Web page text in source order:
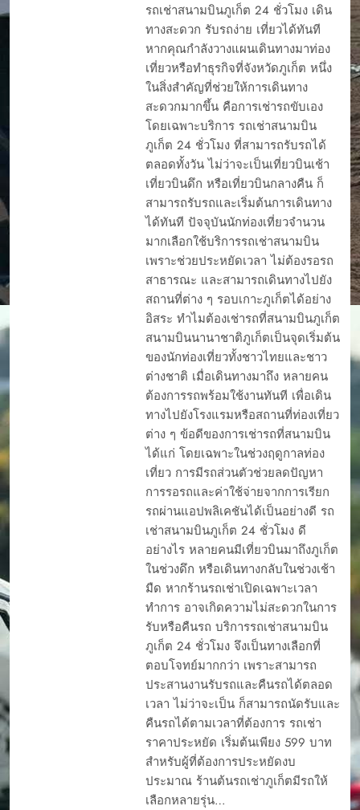
รถเช่าสนามบินภูเก็ต 24 ชั่วโมง เดิน
ทางสะดวก รับรถง่าย เที่ยวได้ทันที
หากคุณกำลังวางแผนเดินทางมาท่อง
เที่ยวหรือทำธุรกิจที่จังหวัดภูเก็ต หนึ่ง
ในสิ่งสำคัญที่ช่วยให้การเดินทาง
สะดวกมากขึ้น คือการเช่ารถขับเอง
โดยเฉพาะบริการ รถเช่าสนามบิน
ภูเก็ต 24 ชั่วโมง ที่สามารถรับรถได้
ตลอดทั้งวัน ไม่ว่าจะเป็นเที่ยวบินเช้า
เที่ยวบินดึก หรือเที่ยวบินกลางคืน ก็
สามารถรับรถและเริ่มต้นการเดินทาง
ได้ทันที ปัจจุบันนักท่องเที่ยวจำนวน
มากเลือกใช้บริการรถเช่าสนามบิน
เพราะช่วยประหยัดเวลา ไม่ต้องรอรถ
สาธารณะ และสามารถเดินทางไปยัง
สถานที่ต่าง ๆ รอบเกาะภูเก็ตได้อย่าง
อิสระ ทำไมต้องเช่ารถที่สนามบินภูเก็ต
สนามบินนานาชาติภูเก็ตเป็นจุดเริ่มต้น
ของนักท่องเที่ยวทั้งชาวไทยและชาว
ต่างชาติ เมื่อเดินทางมาถึง หลายคน
ต้องการรถพร้อมใช้งานทันที เพื่อเดิน
ทางไปยังโรงแรมหรือสถานที่ท่องเที่ยว
ต่าง ๆ ข้อดีของการเช่ารถที่สนามบิน
ได้แก่ โดยเฉพาะในช่วงฤดูกาลท่อง
เที่ยว การมีรถส่วนตัวช่วยลดปัญหา
การรอรถและค่าใช้จ่ายจากการเรียก
รถผ่านแอปพลิเคชันได้เป็นอย่างดี รถ
เช่าสนามบินภูเก็ต 24 ชั่วโมง ดี
อย่างไร หลายคนมีเที่ยวบินมาถึงภูเก็ต
ในช่วงดึก หรือเดินทางกลับในช่วงเช้า
มืด หากร้านรถเช่าเปิดเฉพาะเวลา
ทำการ อาจเกิดความไม่สะดวกในการ
รับหรือคืนรถ บริการรถเช่าสนามบิน
ภูเก็ต 24 ชั่วโมง จึงเป็นทางเลือกที่
ตอบโจทย์มากกว่า เพราะสามารถ
ประสานงานรับรถและคืนรถได้ตลอด
เวลา ไม่ว่าจะเป็น ก็สามารถนัดรับและ
คืนรถได้ตามเวลาที่ต้องการ รถเช่า
ราคาประหยัด เริ่มต้นเพียง 599 บาท
สำหรับผู้ที่ต้องการประหยัดงบ
ประมาณ ร้านต้นรถเช่าภูเก็ตมีรถให้
เลือกหลายรุ่น…